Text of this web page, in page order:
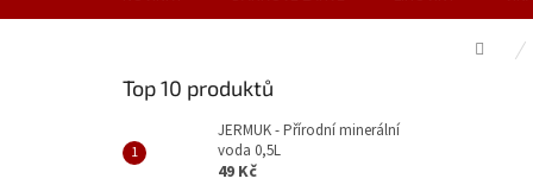
Domů
Top 10 produktů
JERMUK - Přírodní minerální
voda 0,5L
49 Kč